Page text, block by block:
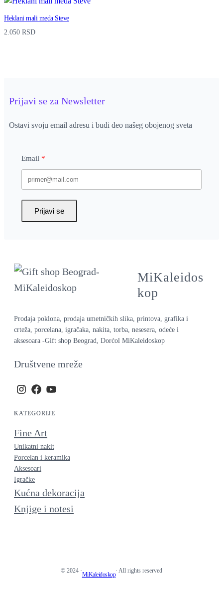
Heklani mali meda Steve
2.050 RSD
Prijavi se za Newsletter
Ostavi svoju email adresu i budi deo našeg obojenog sveta
Email
Prijavi se
MiKaleidos
kop
Prodaja poklona, prodaja umetničkih slika, printova, grafika i
crteža, porcelana, igračaka, nakita, torba, nesesera, odeće i
aksesoara -Gift shop Beograd, Dorćol MiKaleidoskop
Društvene mreže
KATEGORIJE
Fine Art
Unikatni nakit
Porcelan i keramika
Aksesoari
Igračke
Kućna dekoracija
Knjige i notesi
© 2024 ·
MiKaleidoskop
· All rights reserved